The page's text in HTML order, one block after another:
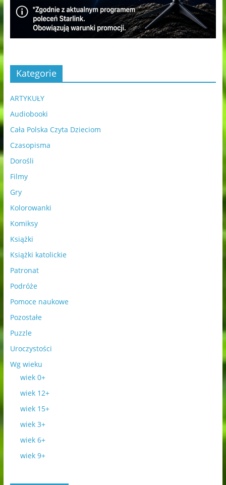
Kategorie
ARTYKUŁY
Audiobooki
Cała Polska Czyta Dzieciom
Czasopisma
Dorośli
Filmy
Gry
Kolorowanki
Komiksy
Książki
Książki katolickie
Patronat
Podróże
Pomoce naukowe
Pozostałe
Puzzle
Uroczystości
Wg wieku
wiek 0+
wiek 12+
wiek 15+
wiek 3+
wiek 6+
wiek 9+